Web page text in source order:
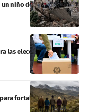
niño de 3 años tras casi
las elecciones
fortalecer el campo y